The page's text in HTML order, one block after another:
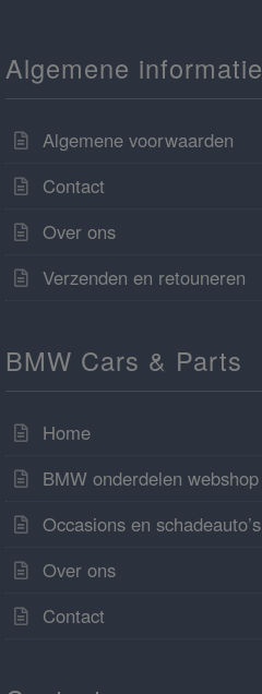
Algemene informatie
Algemene voorwaarden
Contact
Over ons
Verzenden en retouneren
BMW Cars & Parts
Home
BMW onderdelen webshop
Occasions en schadeauto’s
Over ons
Contact